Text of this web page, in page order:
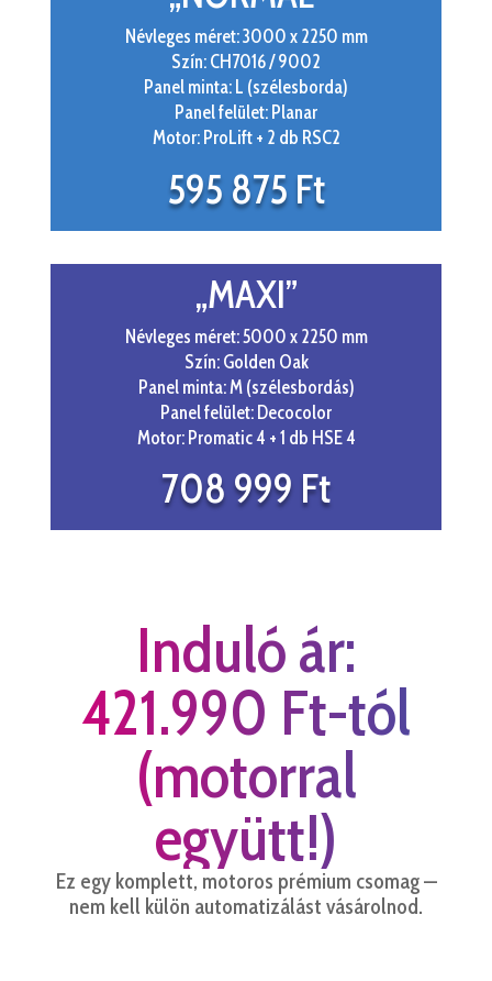
Névleges méret: 3000 x 2250 mm
Szín: CH7016 / 9002
Panel minta: L (szélesborda)
Panel felület: Planar
Motor: ProLift + 2 db RSC2
595 875 Ft
„MAXI”
Névleges méret: 5000 x 2250 mm
Szín: Golden Oak
Panel minta: M (szélesbordás)
Panel felület: Decocolor
Motor: Promatic 4 + 1 db HSE 4
708 999 Ft
Induló ár:
421.990 Ft-tól
(motorral
együtt!)
Ez egy komplett, motoros prémium csomag —
nem kell külön automatizálást vásárolnod.